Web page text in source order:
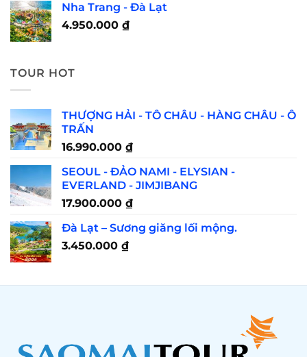
Nha Trang - Đà Lạt
4.950.000 ₫
TOUR HOT
THƯỢNG HẢI - TÔ CHÂU - HÀNG CHÂU - Ô
TRẤN
16.990.000 ₫
SEOUL - ĐẢO NAMI - ELYSIAN -
EVERLAND - JIMJIBANG
17.900.000 ₫
Đà Lạt – Sương giăng lối mộng.
3.450.000 ₫